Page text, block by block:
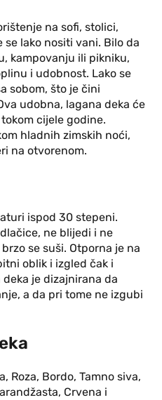
na sofi, stolici,
lako nositi vani. Bilo da
kampovanju ili pikniku,
i udobnost. Lako se
sobom, što je čini
udobna, lagana deka će
cijele godine.
hladnih zimskih noći,
na otvorenom.
ispod 30 stepeni.
ne blijedi i ne
se suši. Otporna je na
oblik i izgled čak i
je dizajnirana da
a da pri tome ne izgubi
Roza, Bordo, Tamno siva,
Crvena i